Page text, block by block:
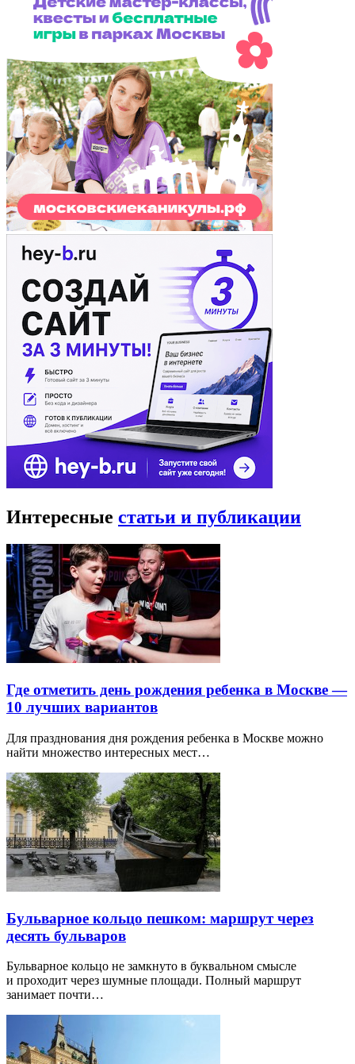
Интересные статьи и публикации
Где отметить день рождения ребенка в Москве —
10 лучших вариантов
Для празднования дня рождения ребенка в Москве можно
найти множество интересных мест…
Бульварное кольцо пешком: маршрут через
десять бульваров
Бульварное кольцо не замкнуто в буквальном смысле
и проходит через шумные площади. Полный маршрут
занимает почти…